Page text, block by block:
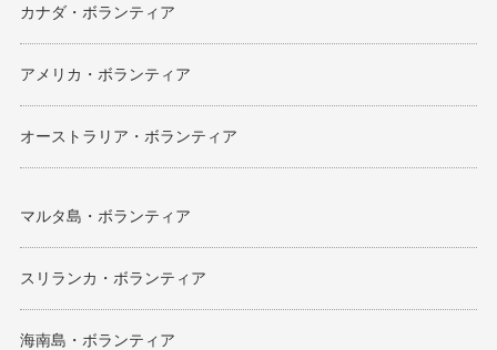
カナダ・ボランティア
アメリカ・ボランティア
オーストラリア・ボランティア
マルタ島・ボランティア
スリランカ・ボランティア
海南島・ボランティア